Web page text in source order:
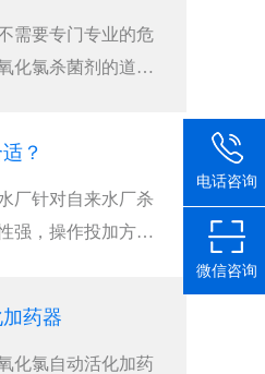
需要专门专业的危
化氯杀菌剂的道路
？
厂针对自来水厂杀
强，操作投加方便
药器
化氯自动活化加药
电话咨询
微信咨询